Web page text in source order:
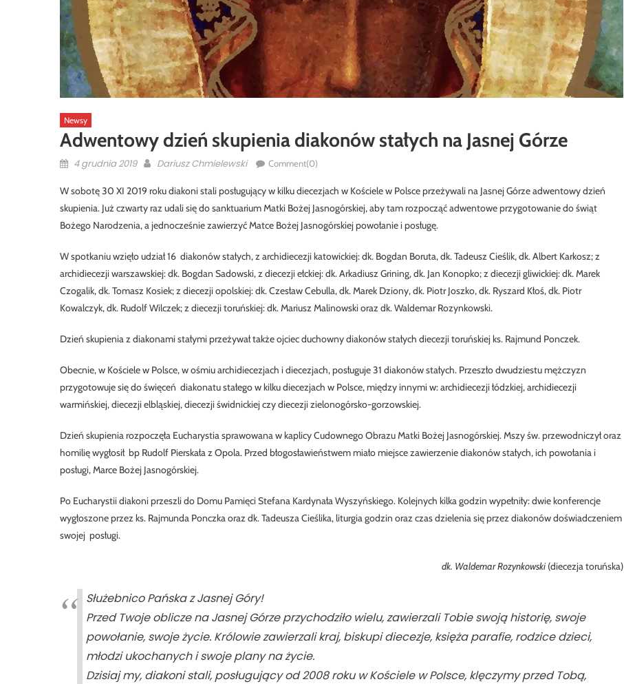
Newsy
Adwentowy dzień skupienia diakonów stałych na Jasnej Górze
Posted
4 grudnia 2019 Author
Dariusz Chmielewski Comment(0)
W sobotę 30 XI 2019 roku diakoni stali posługujący w kilku diecezjach w Kościele w Polsce przeżywali na Jasnej Górze adwentowy dzień
skupienia. Już czwarty raz udali się do sanktuarium Matki Bożej Jasnogórskiej, aby tam rozpocząć adwentowe przygotowanie do świąt
Bożego Narodzenia, a jednocześnie zawierzyć Matce Bożej Jasnogórskiej powołanie i posługę.
W spotkaniu wzięło udział 16 diakonów stałych, z archidiecezji katowickiej: dk. Bogdan Boruta, dk. Tadeusz Cieślik, dk. Albert Karkosz; z
archidiecezji warszawskiej: dk. Bogdan Sadowski, z diecezji ełckiej: dk. Arkadiusz Grining, dk. Jan Konopko; z diecezji gliwickiej: dk. Marek
Czogalik, dk. Tomasz Kosiek; z diecezji opolskiej: dk. Czesław Cebulla, dk. Marek Dziony, dk. Piotr Joszko, dk. Ryszard Kłoś, dk. Piotr
Kowalczyk, dk. Rudolf Wilczek; z diecezji toruńskiej: dk. Mariusz Malinowski oraz dk. Waldemar Rozynkowski.
Dzień skupienia z diakonami stałymi przeżywał także ojciec duchowny diakonów stałych diecezji toruńskiej ks. Rajmund Ponczek.
Obecnie, w Kościele w Polsce, w ośmiu archidiecezjach i diecezjach, posługuje 31 diakonów stałych. Przeszło dwudziestu mężczyzn
przygotowuje się do święceń diakonatu stałego w kilku diecezjach w Polsce, między innymi w: archidiecezji łódzkiej, archidiecezji
warmińskiej, diecezji elbląskiej, diecezji świdnickiej czy diecezji zielonogórsko-gorzowskiej.
Dzień skupienia rozpoczęła Eucharystia sprawowana w kaplicy Cudownego Obrazu Matki Bożej Jasnogórskiej. Mszy św. przewodniczył oraz
homilię wygłosił bp Rudolf Pierskała z Opola. Przed błogosławieństwem miało miejsce zawierzenie diakonów stałych, ich powołania i
posługi, Marce Bożej Jasnogórskiej.
Po Eucharystii diakoni przeszli do Domu Pamięci Stefana Kardynała Wyszyńskiego. Kolejnych kilka godzin wypełniły: dwie konferencje
wygłoszone przez ks. Rajmunda Ponczka oraz dk. Tadeusza Cieślika, liturgia godzin oraz czas dzielenia się przez diakonów doświadczeniem
swojej posługi.
dk. Waldemar Rozynkowski (diecezja toruńska)
Służebnico Pańska z Jasnej Góry!
Przed Twoje oblicze na Jasnej Górze przychodziło wielu, zawierzali Tobie swoją historię, swoje
powołanie, swoje życie. Królowie zawierzali kraj, biskupi diecezje, księża parafie, rodzice dzieci,
młodzi ukochanych i swoje plany na życie.
Dzisiaj my, diakoni stali, posługujący od 2008 roku w Kościele w Polsce, klęczymy przed Tobą,